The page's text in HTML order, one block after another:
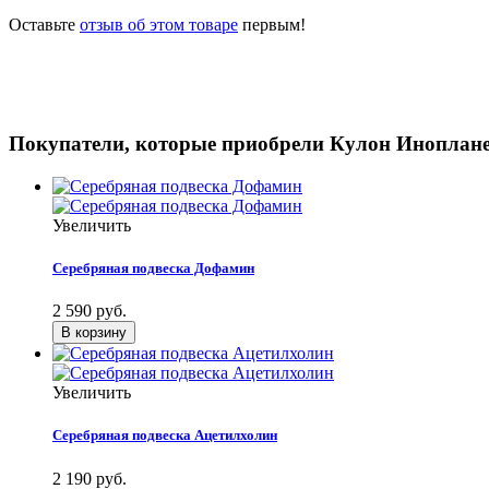
Оставьте отзыв об этом товаре первым!
Покупатели, которые приобрели Кулон
Увеличить
Серебряная подвеска Дофамин
2 590 руб.
Увеличить
Серебряная подвеска Ацетилхолин
2 190 руб.